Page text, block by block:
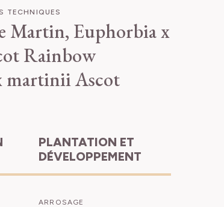
TECHNIQUES
Martin, Euphorbia x
Rainbow
martinii Ascot
PLANTATION ET
DÉVELOPPEMENT
ARROSAGE